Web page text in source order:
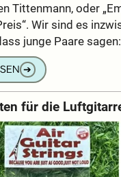
Tittenmann, oder
Wir sind es
junge Paare
➔
für die